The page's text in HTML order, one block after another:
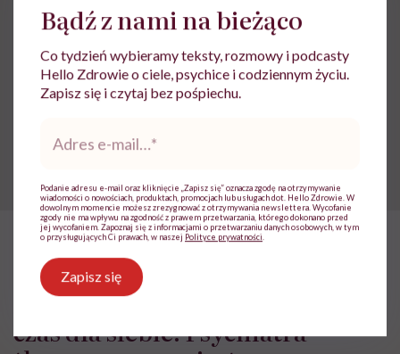
i
Treści zawarte w serwisie mają wyłącznie
charakter informacyjny i nie stanowią porady
skonsultować się z lekarzem.
HelloZdrowie › Zdrowie
„Zemsta na śnie”, żeby odzyskać
czas dla siebie. Psychiatra
Bądź z nami na bieżąco
Co tydzień wybieramy teksty, rozmowy i podcasty
Hello Zdrowie o ciele, psychice i codziennym życiu.
Zapisz się i czytaj bez pośpiechu.
mail*
Podanie adresu e-mail oraz kliknięcie „Zapisz się” oznacza zgodę na otrzymywanie
wiadomości o nowościach, produktach, promocjach lub usługach dot. Hello Zdrowie. W
dowolnym momencie możesz zrezygnować z otrzymywania newslettera. Wycofanie
zgody nie ma wpływu na zgodność z prawem przetwarzania, którego dokonano przed
jej wycofaniem. Zapoznaj się z informacjami o przetwarzaniu danych osobowych, w tym
o przysługujących Ci prawach, w naszej Polityce prywatności
Zapisz się